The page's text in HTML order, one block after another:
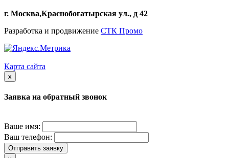
г. Москва,Краснобогатырская ул., д 42
Разработка и продвижение СТК Промо
Карта сайта
x
Заявка на обратный звонок
Ваше имя:
Ваш телефон:
Отправить заявку